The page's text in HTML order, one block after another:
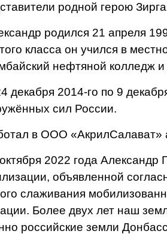
родной герою
родился 21 апреля
класса он учился в
нефтяной колледж и
декабря 2014-го по 9
сил России.
в ООО «АкрилСалават»
2022 года Александр
объявленной
слаживания
Более двух лет наш
российские земли